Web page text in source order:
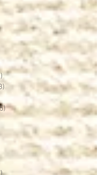
post
post
4 post
3 post
5 post
post
post
post